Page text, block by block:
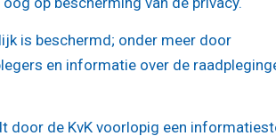
is beschermd; onder meer door
en informatie over de
door de KvK voorlopig een